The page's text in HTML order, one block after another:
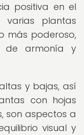
positiva en el
varias plantas
más poderoso,
de armonía y
y bajas, así
con hojas
son aspectos a
visual y